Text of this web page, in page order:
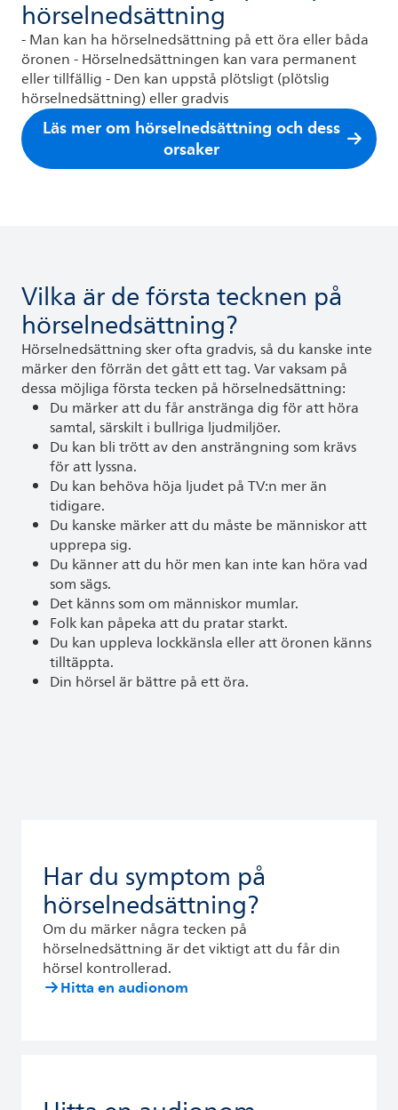
hörselnedsättning
- Man kan ha hörselnedsättning på ett öra eller båda
öronen - Hörselnedsättningen kan vara permanent
eller tillfällig - Den kan uppstå plötsligt (plötslig
hörselnedsättning) eller gradvis
Läs mer om hörselnedsättning och dess
orsaker
Vilka är de första tecknen på
hörselnedsättning?
Hörselnedsättning sker ofta gradvis, så du kanske inte
märker den förrän det gått ett tag. Var vaksam på
dessa möjliga första tecken på hörselnedsättning:
Du märker att du får anstränga dig för att höra
samtal, särskilt i bullriga ljudmiljöer.
Du kan bli trött av den ansträngning som krävs
för att lyssna.
Du kan behöva höja ljudet på TV:n mer än
tidigare.
Du kanske märker att du måste be människor att
upprepa sig.
Du känner att du hör men kan inte kan höra vad
som sägs.
Det känns som om människor mumlar.
Folk kan påpeka att du pratar starkt.
Du kan uppleva lockkänsla eller att öronen känns
tilltäppta.
Din hörsel är bättre på ett öra.
Har du symptom på
hörselnedsättning?
Om du märker några tecken på
hörselnedsättning är det viktigt att du får din
hörsel kontrollerad.
Hitta en audionom